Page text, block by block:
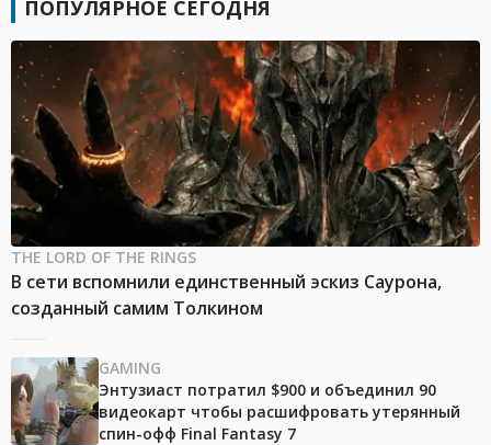
ПОПУЛЯРНОЕ СЕГОДНЯ
THE LORD OF THE RINGS
В сети вспомнили единственный эскиз Саурона,
созданный самим Толкином
GAMING
Энтузиаст потратил $900 и объединил 90
видеокарт чтобы расшифровать утерянный
спин-офф Final Fantasy 7